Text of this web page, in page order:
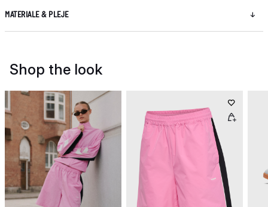
MATERIALE & PLEJE
Shop the look